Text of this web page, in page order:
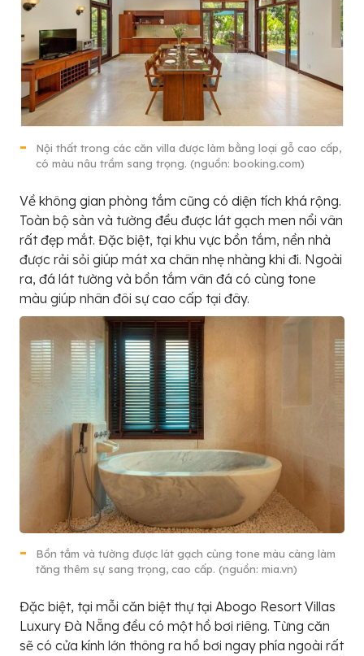
Nội thất trong các căn villa được làm bằng loại gỗ cao cấp,
có màu nâu trầm sang trọng. (nguồn: booking.com)
Về không gian phòng tắm cũng có diện tích khá rộng.
Toàn bộ sàn và tường đều được lát gạch men nổi vân
rất đẹp mắt. Đặc biệt, tại khu vực bồn tắm, nền nhà
được rải sỏi giúp mát xa chân nhẹ nhàng khi đi. Ngoài
ra, đá lát tường và bồn tắm vân đá có cùng tone
màu giúp nhân đôi sự cao cấp tại đây.
Bồn tắm và tường được lát gạch cùng tone màu càng làm
tăng thêm sự sang trọng, cao cấp. (nguồn: mia.vn)
Đặc biệt, tại mỗi căn biệt thự tại Abogo Resort Villas
Luxury Đà Nẵng đều có một hồ bơi riêng. Từng căn
sẽ có cửa kính lớn thông ra hồ bơi ngay phía ngoài rất